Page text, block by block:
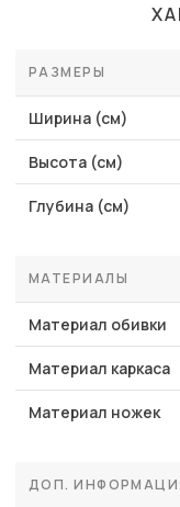
РАЗМЕРЫ
Ширина (см)
Высота (см)
Глубина (см)
МАТЕРИАЛЫ
Материал обивки
Материал каркаса
Материал ножек
ДОП.